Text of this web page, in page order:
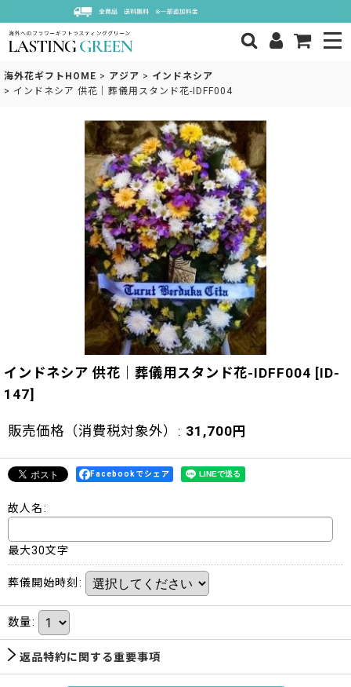
海外花ギフトHOME > アジア > インドネシア
> インドネシア 供花｜葬儀用スタンド花-IDFF004
インドネシア 供花｜葬儀用スタンド花-IDFF004 [ID-
147]
販売価格（消費税対象外） : 31,700 円
Facebookでシェア
故人名:
最大30文字
葬儀開始時刻 :
数量:
返品特約に関する重要事項